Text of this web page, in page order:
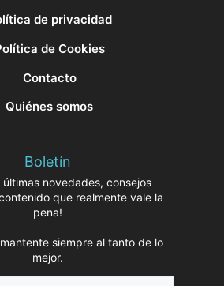
de privacidad
de Cookies
Contacto
Quiénes somos
Boletín
últimas novedades, consejos
que realmente vale la
pena!
siempre al tanto de lo
mejor.